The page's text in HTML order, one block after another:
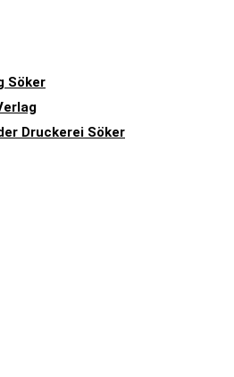
Söker
Druckerei Söker